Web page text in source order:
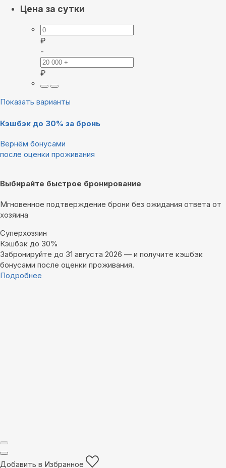
Цена за сутки
₽
-
₽
Показать варианты
Кэшбэк до 30% за бронь
Вернём бонусами
после оценки проживания
Выбирайте быстрое бронирование
Мгновенное подтверждение брони без ожидания ответа от
хозяина
Суперхозяин
Кэшбэк до 30%
Забронируйте до 31 августа 2026 — и получите кэшбэк
бонусами после оценки проживания.
Подробнее
Добавить в Избранное